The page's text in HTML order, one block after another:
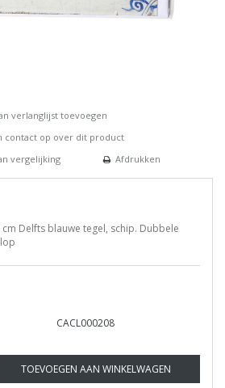
verlanglijst toevoegen
contact op over dit product
vergelijking
Afdrukken
Delfts blauwe tegel, schip. Dubbele
CACL000208
TOEVOEGEN AAN WINKELWAGEN